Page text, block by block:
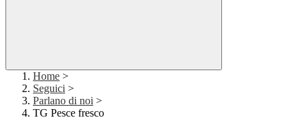
Home >
Seguici >
Parlano di noi >
TG Pesce fresco